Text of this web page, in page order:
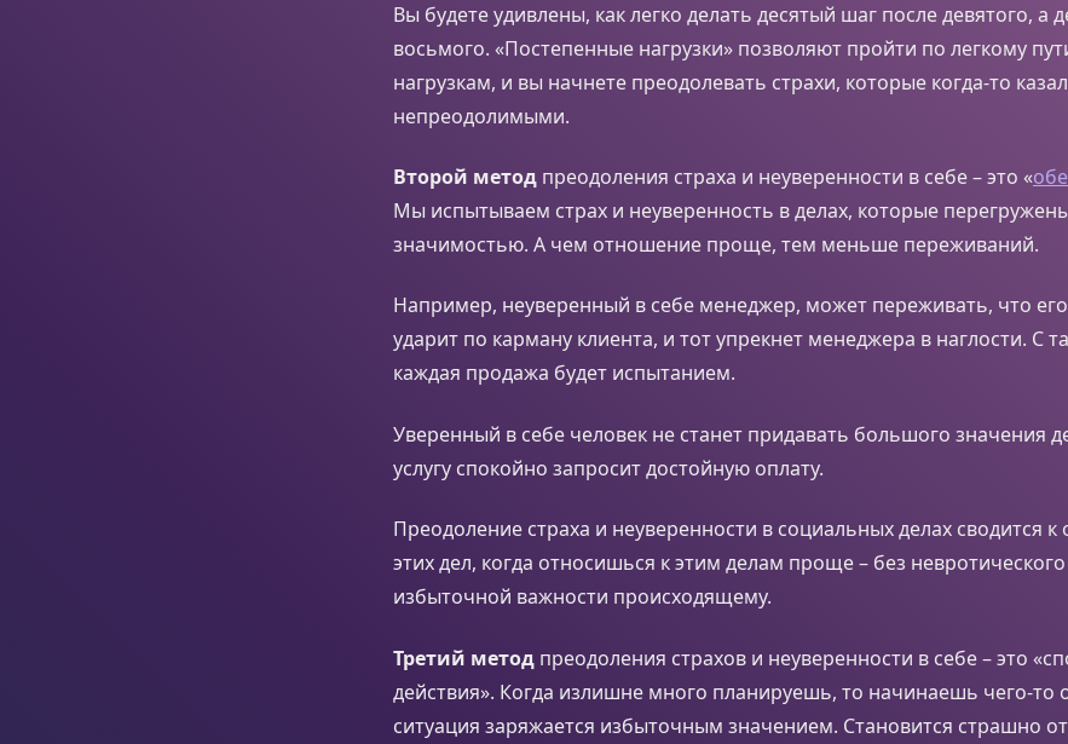
Вы будете удивлены, как легко делать десятый шаг после девятого, а
восьмого. «Постепенные нагрузки» позволяют пройти по легкому
нагрузкам, и вы начнете преодолевать страхи, которые когда-то
непреодолимыми.
Второй метод преодоления страха и неуверенности в себе – это «
Мы испытываем страх и неуверенность в делах, которые
значимостью. А чем отношение проще, тем меньше переживаний.
Например, неуверенный в себе менеджер, может переживать, что
ударит по карману клиента, и тот упрекнет менеджера в наглости. С
каждая продажа будет испытанием.
Уверенный в себе человек не станет придавать большого значения
услугу спокойно запросит достойную оплату.
Преодоление страха и неуверенности в социальных делах сводится
этих дел, когда относишься к этим делам проще – без
избыточной важности происходящему.
Третий метод преодоления страхов и неуверенности в себе – это
действия». Когда излишне много планируешь, то начинаешь чего-то
ситуация заряжается избыточным значением. Становится страшно